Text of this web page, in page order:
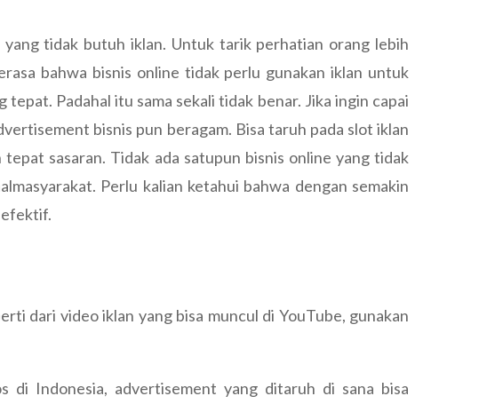
tidak butuh iklan. Untuk tarik perhatian orang lebih
bahwa bisnis online tidak perlu gunakan iklan untuk
Padahal itu sama sekali tidak benar. Jika ingin capai
bisnis pun beragam. Bisa taruh pada slot iklan
sasaran. Tidak ada satupun bisnis online yang tidak
Perlu kalian ketahui bahwa dengan semakin
efektif.
dari video iklan yang bisa muncul di YouTube, gunakan
di Indonesia, advertisement yang ditaruh di sana bisa